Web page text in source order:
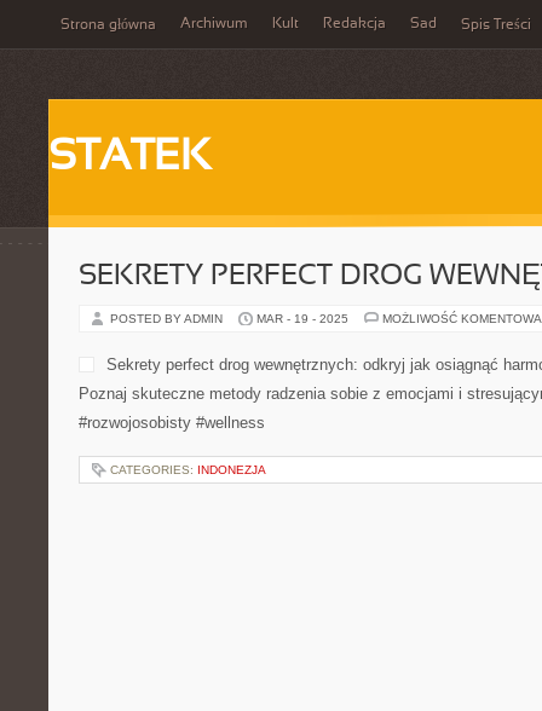
Strona główna Archiwum Kult Redakcja Sad Spis Treści
STATEK
SEKRETY PERFECT DROG
POSTED BY ADMIN MAR - 19 - 2025 MOŻLIWOŚĆ
Sekrety perfect drog
harmonię i spokój
sytuacjami.